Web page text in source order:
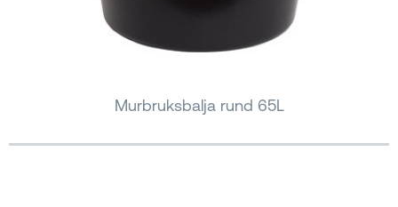
Murbruksbalja rund 65L